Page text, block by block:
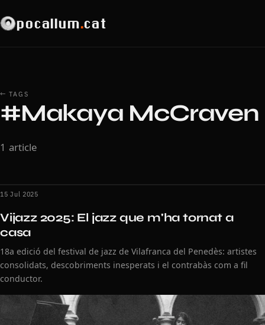
pocallum.cat
← TAGS
#Makaya McCraven
1 article
15 Jul 2025
Vijazz 2025: El jazz que m'ha tornat a
casa
18a edició del festival de jazz de Vilafranca del Penedès: artistes
consolidats, descobriments inesperats i el contrabàs com a fil
conductor.